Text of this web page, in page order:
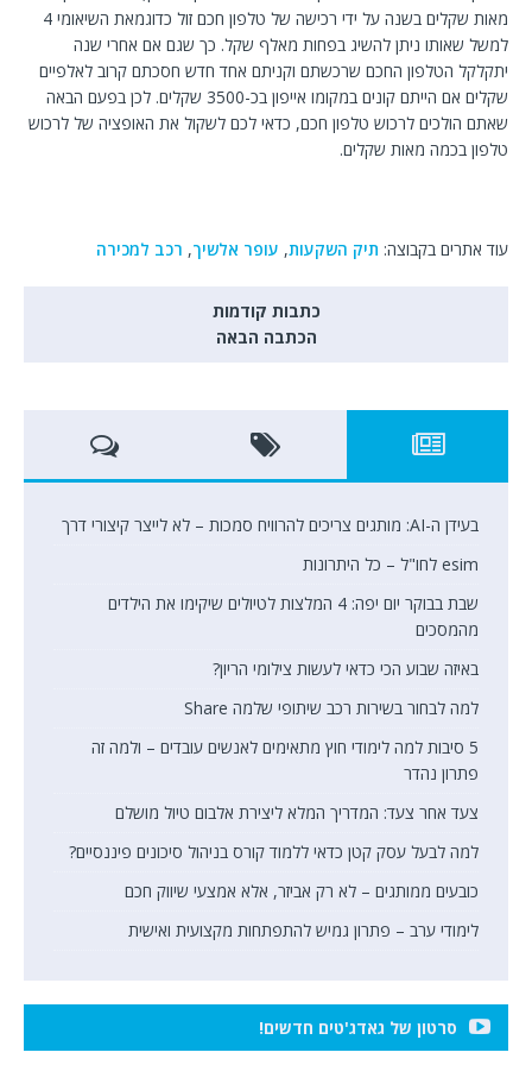
מאות שקלים בשנה על ידי רכישה של טלפון חכם זול כדוגמאת השיאומי 4
למשל שאותו ניתן להשיג בפחות מאלף שקל. כך שגם אם אחרי שנה
יתקלקל הטלפון החכם שרכשתם וקניתם אחד חדש חסכתם קרוב לאלפיים
שקלים אם הייתם קונים במקומו אייפון בכ-3500 שקלים. לכן בפעם הבאה
שאתם הולכים לרכוש טלפון חכם, כדאי לכם לשקול את האופציה של לרכוש
טלפון בכמה מאות שקלים.
עוד אתרים בקבוצה: תיק השקעות, עופר אלשיך, רכב למכירה
כתבות קודמות
הכתבה הבאה
בעידן ה-AI: מותגים צריכים להרוויח סמכות – לא לייצר קיצורי דרך
esim לחו"ל – כל היתרונות
שבת בבוקר יום יפה: 4 המלצות לטיולים שיקימו את הילדים
מהמסכים
באיזה שבוע הכי כדאי לעשות צילומי הריון?
למה לבחור בשירות רכב שיתופי שלמה Share
5 סיבות למה לימודי חוץ מתאימים לאנשים עובדים – ולמה זה
פתרון נהדר
צעד אחר צעד: המדריך המלא ליצירת אלבום טיול מושלם
למה לבעל עסק קטן כדאי ללמוד קורס בניהול סיכונים פיננסיים?
כובעים ממותגים – לא רק אביזר, אלא אמצעי שיווק חכם
לימודי ערב – פתרון גמיש להתפתחות מקצועית ואישית
סרטון של גאדג'טים חדשים!